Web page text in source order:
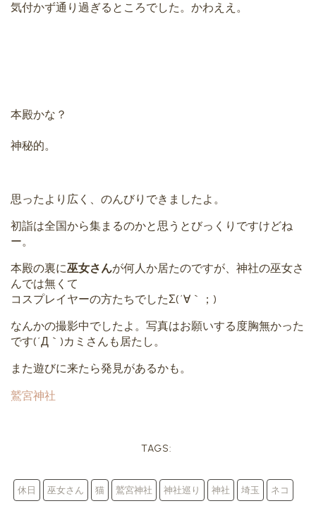
気付かず通り過ぎるところでした。かわええ。
本殿かな？
神秘的。
思ったより広く、のんびりできましたよ。
初詣は全国から集まるのかと思うとびっくりですけどね
ー。
本殿の裏に巫女さんが何人か居たのですが、神社の巫女さ
んでは無くて
コスプレイヤーの方たちでしたΣ(´∀｀；)
なんかの撮影中でしたよ。写真はお願いする度胸無かった
です(´Д｀)カミさんも居たし。
また遊びに来たら発見があるかも。
鷲宮神社
TAGS:
休日 巫女さん 猫 鷲宮神社 神社巡り 神社 埼玉 ネコ